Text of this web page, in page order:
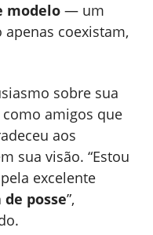
modelo — um
coexistam,
sobre sua
amigos que
aos
sua visão. “Estou
excelente
posse”,